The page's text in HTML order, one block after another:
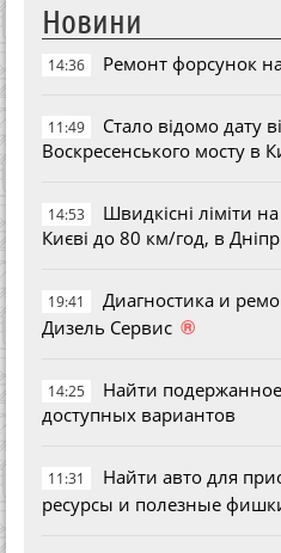
Новини
14:36 Ремонт форсунок
11:49
Стало відомо дату
Воскресенського мосту в
14:53
Швидкісні ліміти
Києві до 80 км/год, в
19:41
Диагностика и
Дизель Сервис ®
14:25
Найти
доступных вариантов
11:31
Найти авто для
ресурсы и полезные